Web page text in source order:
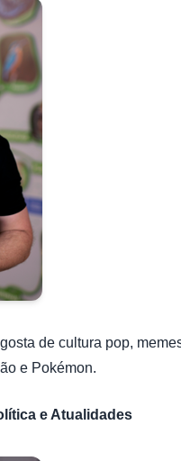
de cultura pop,
e Pokémon.
e Atualidades